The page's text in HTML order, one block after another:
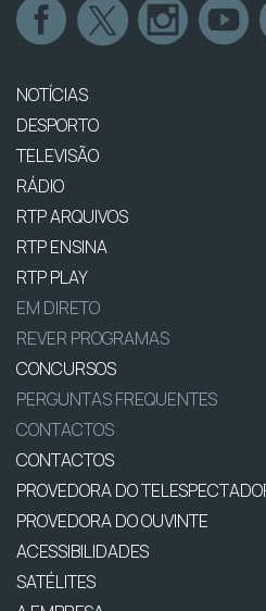
NOTÍCIAS
DESPORTO
TELEVISÃO
RÁDIO
RTP ARQUIVOS
RTP ENSINA
RTP PLAY
EM DIRETO
REVER PROGRAMAS
CONCURSOS
PERGUNTAS FREQUENTES
CONTACTOS
CONTACTOS
PROVEDORA DO
PROVEDORA DO OUVINTE
ACESSIBILIDADES
SATÉLITES